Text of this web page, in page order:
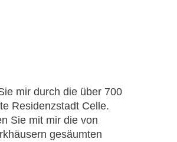
mir durch die über 700
Residenzstadt Celle.
Sie mit mir die von
gesäumten